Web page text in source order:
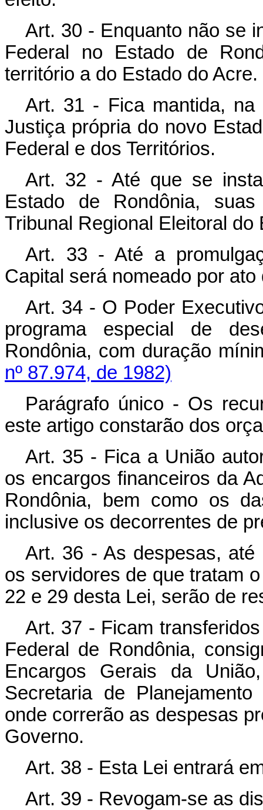
Art. 30 - Enquanto não se
Federal no Estado de
território a do Estado do Acre.
Art. 31 - Fica mantida,
Justiça própria do novo
Federal e dos Territórios.
Art. 32 - Até que se
Estado de Rondônia,
Tribunal Regional Eleitoral do
Art. 33 - Até a
Capital será nomeado por ato
Art. 34 - O Poder
programa especial de
Rondônia, com duração
nº 87.974, de 1982)
Parágrafo único - Os
este artigo constarão dos
Art. 35 - Fica a União
os encargos financeiros da
Rondônia, bem como os
inclusive os decorrentes de
Art. 36 - As despesas,
os servidores de que tratam
22 e 29 desta Lei, serão de
Art. 37 - Ficam
Federal de Rondônia,
Encargos Gerais da
Secretaria de
onde correrão as despesas
Governo.
Art. 38 - Esta Lei entrará
Art. 39 - Revogam-se as